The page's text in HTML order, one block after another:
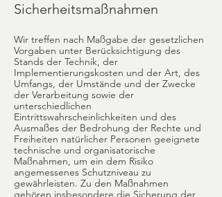
Sicherheitsmaßnahmen
Wir treffen nach Maßgabe der gesetzlichen
Vorgaben unter Berücksichtigung des
Stands der Technik, der
Implementierungskosten und der Art, des
Umfangs, der Umstände und der Zwecke
der Verarbeitung sowie der
unterschiedlichen
Eintrittswahrscheinlichkeiten und des
Ausmaßes der Bedrohung der Rechte und
Freiheiten natürlicher Personen geeignete
technische und organisatorische
Maßnahmen, um ein dem Risiko
angemessenes Schutzniveau zu
gewährleisten. Zu den Maßnahmen
gehören insbesondere die Sicherung der